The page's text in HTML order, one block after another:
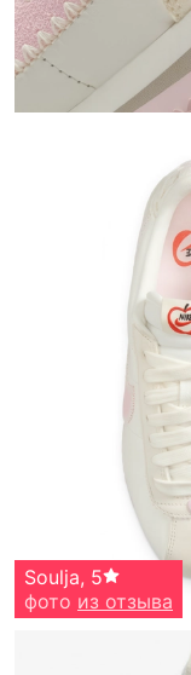
Soulja, 5
фото из отзыва